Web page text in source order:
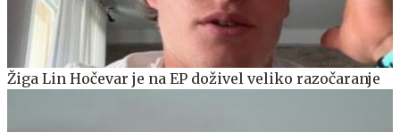
Žiga Lin Hočevar je na EP doživel veliko razočaranje